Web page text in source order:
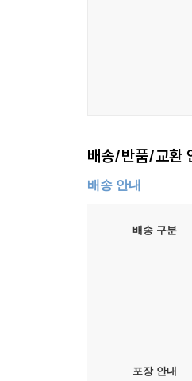
배송/반품/교환
배송 안내
배송 구분
포장 안내